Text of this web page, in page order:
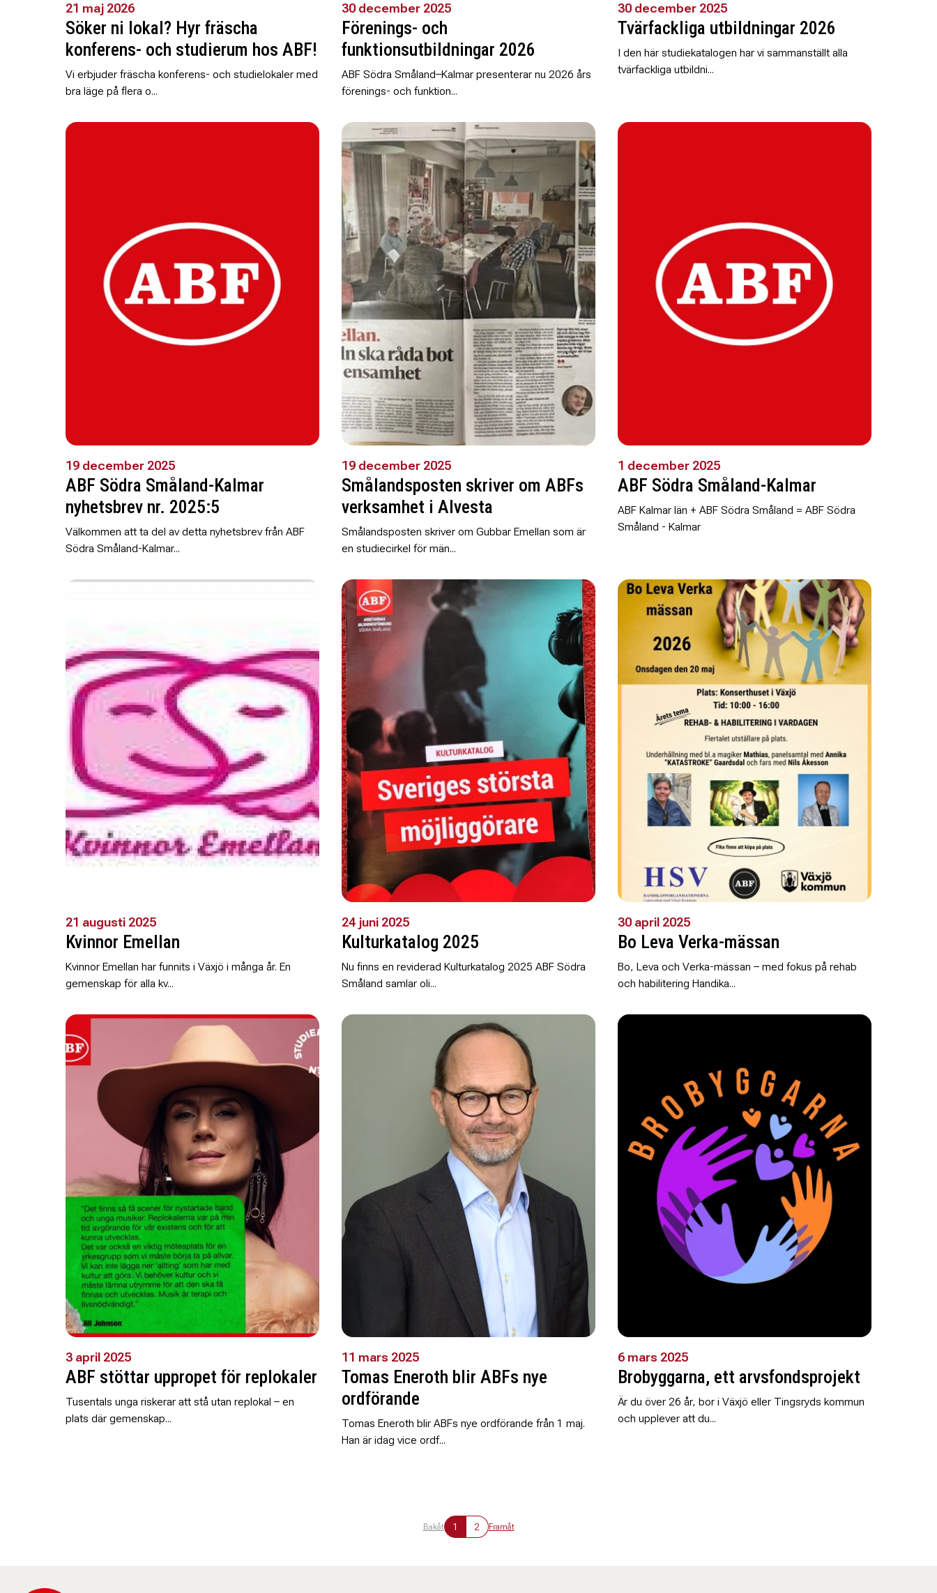
21 maj 2026
Söker ni lokal? Hyr fräscha
konferens- och studierum hos ABF!
Vi erbjuder fräscha konferens- och studielokaler med
bra läge på flera o...
30 december 2025
Förenings- och
funktionsutbildningar 2026
ABF Södra Småland–Kalmar presenterar nu 2026 års
förenings- och funktion...
30 december 2025
Tvärfackliga utbildningar 2026
I den här studiekatalogen har vi sammanställt alla
tvärfackliga utbildni...
19 december 2025
ABF Södra Småland-Kalmar
nyhetsbrev nr. 2025:5
Välkommen att ta del av detta nyhetsbrev från ABF
Södra Småland-Kalmar...
19 december 2025
Smålandsposten skriver om ABFs
verksamhet i Alvesta
Smålandsposten skriver om Gubbar Emellan som är
en studiecirkel för män...
1 december 2025
ABF Södra Småland-Kalmar
ABF Kalmar län + ABF Södra Småland = ABF Södra
Småland - Kalmar
21 augusti 2025
Kvinnor Emellan
Kvinnor Emellan har funnits i Växjö i många år. En
gemenskap för alla kv...
24 juni 2025
Kulturkatalog 2025
Nu finns en reviderad Kulturkatalog 2025 ABF Södra
Småland samlar oli...
30 april 2025
Bo Leva Verka-mässan
Bo, Leva och Verka-mässan – med fokus på rehab
och habilitering Handika...
3 april 2025
ABF stöttar uppropet för replokaler
Tusentals unga riskerar att stå utan replokal – en
plats där gemenskap...
11 mars 2025
Tomas Eneroth blir ABFs nye
ordförande
Tomas Eneroth blir ABFs nye ordförande från 1 maj.
Han är idag vice ordf...
6 mars 2025
Brobyggarna, ett arvsfondsprojekt
Är du över 26 år, bor i Växjö eller Tingsryds kommun
och upplever att du...
Bakåt 1 2 Framåt